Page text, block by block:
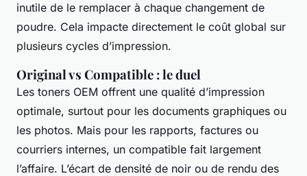
inutile de le remplacer à chaque changement de
poudre. Cela impacte directement le coût global sur
plusieurs cycles d’impression.
Original vs Compatible : le duel
Les toners OEM offrent une qualité d’impression
optimale, surtout pour les documents graphiques ou
les photos. Mais pour les rapports, factures ou
courriers internes, un compatible fait largement
l’affaire. L’écart de densité de noir ou de rendu des